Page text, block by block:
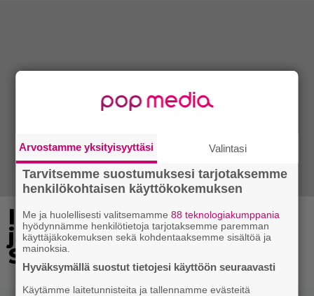
IL: Teemu Lehtilälle
jälleen uusi rooli
Salatuissa elämissä
Arvostamme yksityisyyttäsi Valintasi
Tarvitsemme suostumuksesi tarjotaksemme
henkilökohtaisen käyttökokemuksen
Me ja huolellisesti valitsemamme88 teknologiakumppania
hyödynnämme henkilötietoja tarjotaksemme paremman
käyttäjäkokemuksen sekä kohdentaaksemme sisältöä ja
mainoksia.
Hyväksymällä suostut tietojesi käyttöön seuraavasti
Käytämme laitetunnisteita ja tallennamme evästeitä